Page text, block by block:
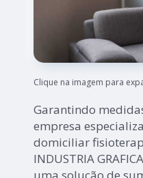
Clique na imagem para
Garantindo
empresa
domiciliar
INDUSTRIA